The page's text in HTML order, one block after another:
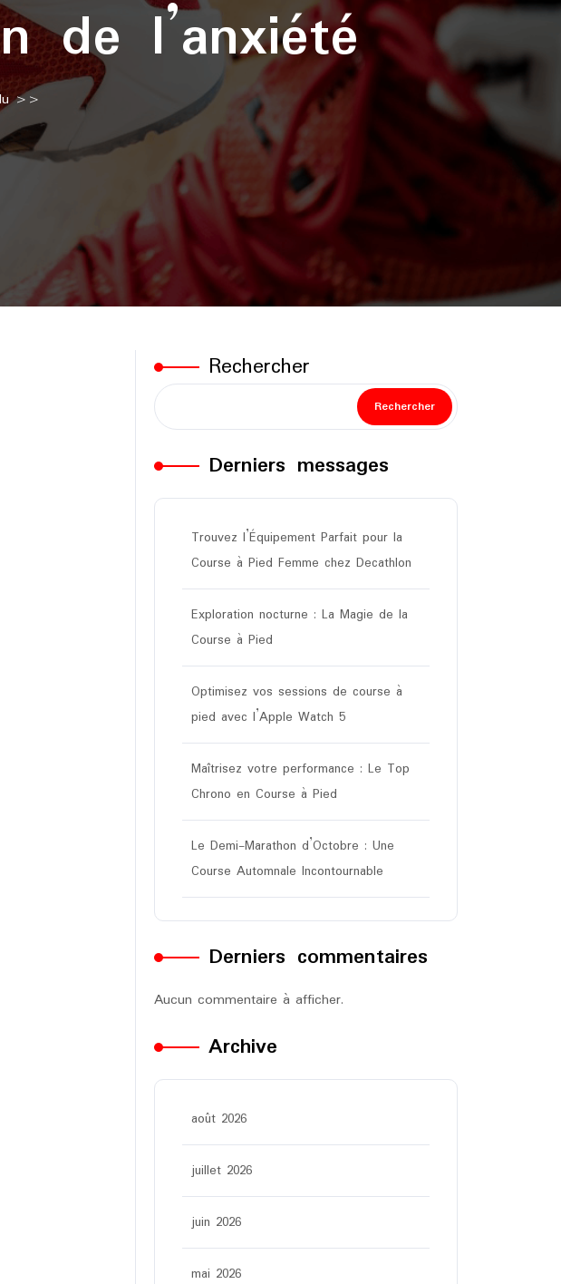
de l’anxiété
>>
Rechercher
Rechercher
Derniers messages
Trouvez l’Équipement Parfait pour la
Course à Pied Femme chez Decathlon
Exploration nocturne : La Magie de la
Course à Pied
Optimisez vos sessions de course à
pied avec l’Apple Watch 5
Maîtrisez votre performance : Le Top
Chrono en Course à Pied
Le Demi-Marathon d’Octobre : Une
Course Automnale Incontournable
Derniers commentaires
Aucun commentaire à afficher.
Archive
août 2026
juillet 2026
juin 2026
mai 2026